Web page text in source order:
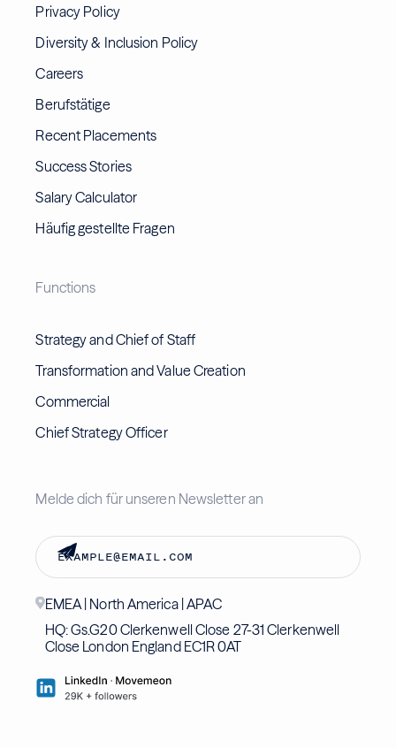
Privacy Policy
Diversity & Inclusion Policy
Careers
Berufstätige
Recent Placements
Success Stories
Salary Calculator
Häufig gestellte Fragen
Functions
Strategy and Chief of Staff
Transformation and Value Creation
Commercial
Chief Strategy Officer
Melde dich für unseren Newsletter an
EMEA | North America | APAC
HQ: Gs.G20 Clerkenwell Close 27-31 Clerkenwell
Close London England EC1R 0AT